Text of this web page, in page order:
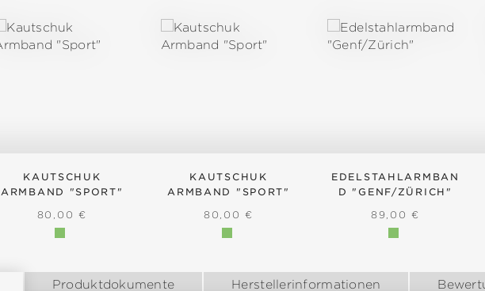
KAUTSCHUK
ARMBAND "SPORT"
REGULÄRER PREIS:
80,00 €
KAUTSCHUK
ARMBAND "SPORT"
REGULÄRER PREIS:
80,00 €
EDELSTAHLARMBAN
D "GENF/ZÜRICH"
REGULÄRER PREIS:
89,00 €
Produktdokumente Herstellerinformationen